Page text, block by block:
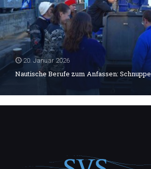
20. Januar 2026
Nautische Berufe zum Anfassen: